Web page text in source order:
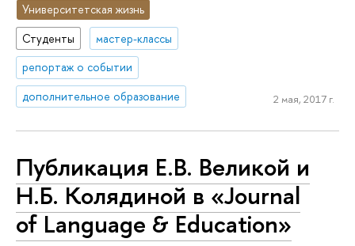
Университетская жизнь
Студенты
мастер-классы
репортаж о событии
дополнительное образование
2 мая, 2017 г.
Публикация Е.В. Великой и
Н.Б. Колядиной в «Journal
of Language & Education»